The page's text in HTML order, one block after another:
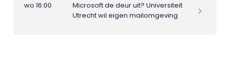
wo 16:00
Microsoft de deur uit? Universiteit
Utrecht wil eigen mailomgeving